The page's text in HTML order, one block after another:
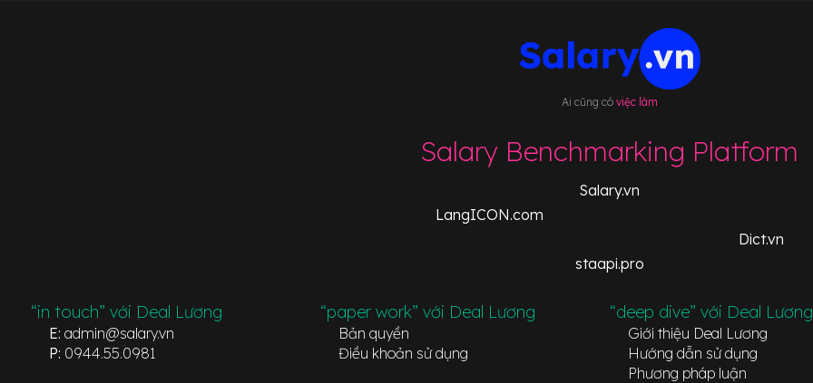
Ai cũng cóviệc làm
Salary Benchmarking Platform
Salary.vn
LangICON.com
Dict.vn
staapi.pro
“in touch” với Deal Lương
E: admin@salary.vn
P: 0944.55.0981
“paper work” với Deal Lương
Bản quyền
Điều khoản sử dụng
“deep dive” với Deal Lương
Giới thiệu Deal Lương
Hướng dẫn sử dụng
Phương pháp luận